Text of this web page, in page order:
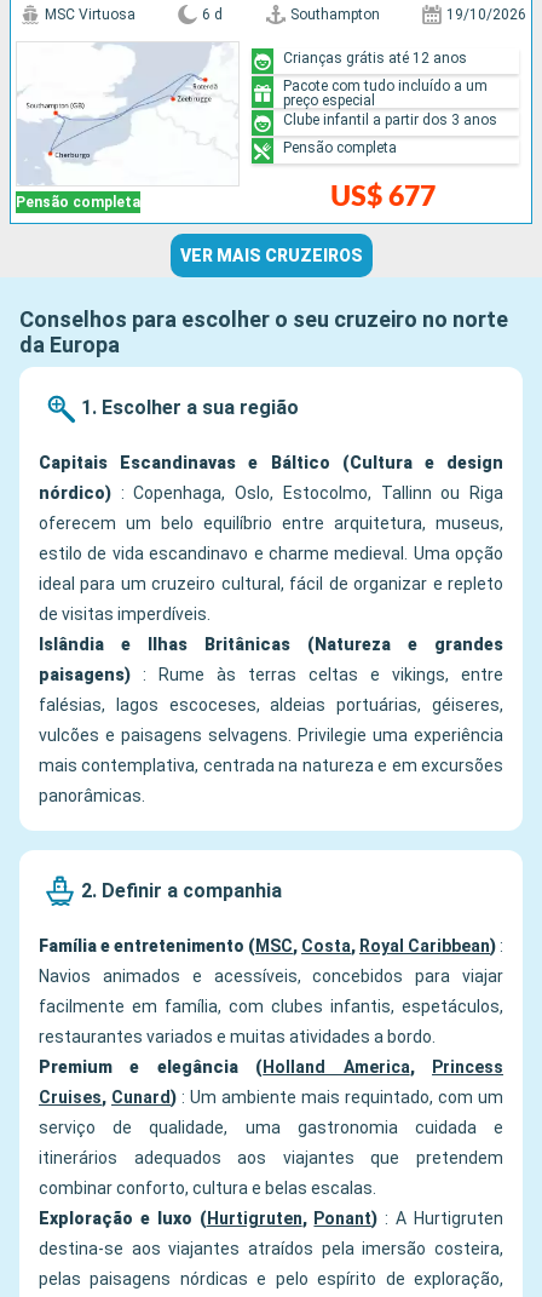
Pensão completa
MSC Virtuosa 6 d Southampton 19/10/2026
US$ 677
Crianças grátis até 12 anos
Pacote com tudo incluído a um
preço especial
Clube infantil a partir dos 3 anos
Pensão completa
VER MAIS CRUZEIROS
Conselhos para escolher o seu cruzeiro no norte
da Europa
1. Escolher a sua região
Capitais Escandinavas e Báltico (Cultura e design
nórdico) : Copenhaga, Oslo, Estocolmo, Tallinn ou Riga
oferecem um belo equilíbrio entre arquitetura, museus,
estilo de vida escandinavo e charme medieval. Uma opção
ideal para um cruzeiro cultural, fácil de organizar e repleto
de visitas imperdíveis.
Islândia e Ilhas Britânicas (Natureza e grandes
paisagens) : Rume às terras celtas e vikings, entre
falésias, lagos escoceses, aldeias portuárias, géiseres,
vulcões e paisagens selvagens. Privilegie uma experiência
mais contemplativa, centrada na natureza e em excursões
panorâmicas.
2. Definir a companhia
Família e entretenimento (MSC, Costa, Royal Caribbean):
Navios animados e acessíveis, concebidos para viajar
facilmente em família, com clubes infantis, espetáculos,
restaurantes variados e muitas atividades a bordo.
Premium e elegância (Holland America,
Princess
Cruises, Cunard) : Um ambiente mais requintado, com um
serviço de qualidade, uma gastronomia cuidada e
itinerários adequados aos viajantes que pretendem
combinar conforto, cultura e belas escalas.
Exploração e luxo (Hurtigruten, Ponant) : A Hurtigruten
destina-se aos viajantes atraídos pela imersão costeira,
pelas paisagens nórdicas e pelo espírito de exploração,